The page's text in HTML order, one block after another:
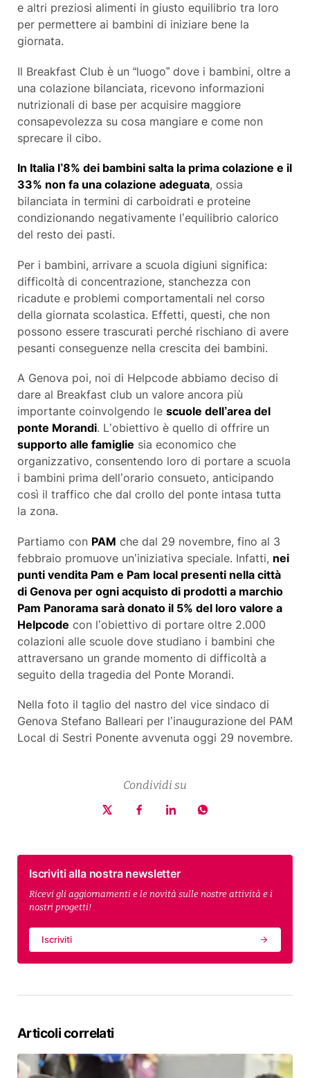
e altri preziosi alimenti in giusto equilibrio tra loro
per permettere ai bambini di iniziare bene la
giornata.
Il Breakfast Club è un “luogo” dove i bambini, oltre a
una colazione bilanciata, ricevono informazioni
nutrizionali di base per acquisire maggiore
consapevolezza su cosa mangiare e come non
sprecare il cibo.
In Italia l’8% dei bambini salta la prima colazione e il
33% non fa una colazione adeguata, ossia
bilanciata in termini di carboidrati e proteine
condizionando negativamente l’equilibrio calorico
del resto dei pasti.
Per i bambini, arrivare a scuola digiuni significa:
difficoltà di concentrazione, stanchezza con
ricadute e problemi comportamentali nel corso
della giornata scolastica. Effetti, questi, che non
possono essere trascurati perché rischiano di avere
pesanti conseguenze nella crescita dei bambini.
A Genova poi, noi di Helpcode abbiamo deciso di
dare al Breakfast club un valore ancora più
importante coinvolgendo le scuole dell’area del
ponte Morandi. L’obiettivo è quello di offrire un
supporto alle famiglie sia economico che
organizzativo, consentendo loro di portare a scuola
i bambini prima dell’orario consueto, anticipando
così il traffico che dal crollo del ponte intasa tutta
la zona.
Partiamo con PAM che dal 29 novembre, fino al 3
febbraio promuove un’iniziativa speciale. Infatti, nei
punti vendita Pam e Pam local presenti nella città
di Genova per ogni acquisto di prodotti a marchio
Pam Panorama sarà donato il 5% del loro valore a
Helpcode con l’obiettivo di portare oltre 2.000
colazioni alle scuole dove studiano i bambini che
attraversano un grande momento di difficoltà a
seguito della tragedia del Ponte Morandi.
Nella foto il taglio del nastro del vice sindaco di
Genova Stefano Balleari per l’inaugurazione del PAM
Local di Sestri Ponente avvenuta oggi 29 novembre.
Iscriviti alla nostra newsletter
Ricevi gli aggiornamenti e le novità sulle nostre attività e i
nostri progetti!
Iscriviti
Condividi su
Articoli correlati